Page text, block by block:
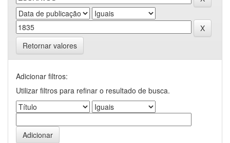
Retornar valores
Adicionar filtros:
Utilizar filtros para refinar o resultado de busca.